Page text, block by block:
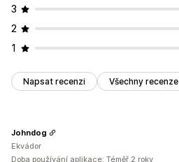
3
2
1
Napsat recenzi Všechny recenze
Johndog
Ekvádor
Doba používání aplikace: Téměř 2 roky